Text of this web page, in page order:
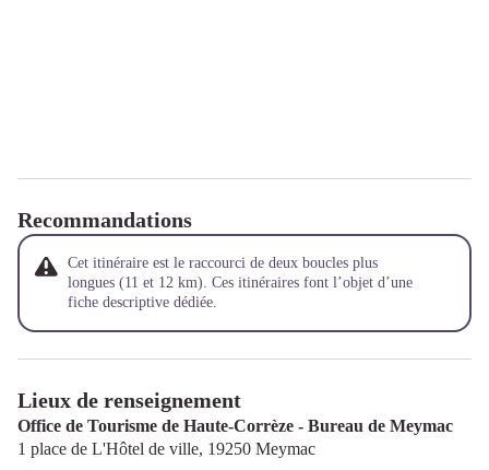
Recommandations
Cet itinéraire est le raccourci de deux boucles plus
longues (11 et 12 km). Ces itinéraires font l’objet d’une
fiche descriptive dédiée.
Lieux de renseignement
Office de Tourisme de Haute-Corrèze - Bureau de Meymac
1 place de L'Hôtel de ville, 19250 Meymac